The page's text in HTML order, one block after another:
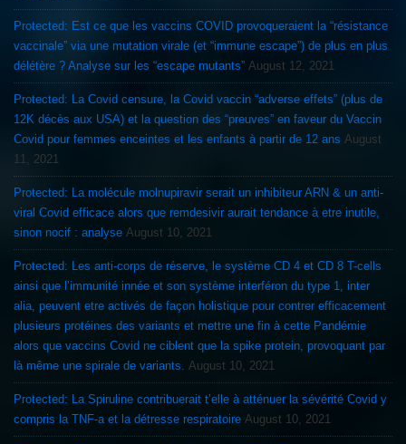
Protected: Est ce que les vaccins COVID provoqueraient la “résistance
vaccinale” via une mutation virale (et “immune escape”) de plus en plus
délétère ? Analyse sur les “escape mutants” August 12, 2021
Protected: La Covid censure, la Covid vaccin “adverse effets” (plus de
12K décès aux USA) et la question des “preuves” en faveur du Vaccin
Covid pour femmes enceintes et les enfants à partir de 12 ans August
11, 2021
Protected: La molécule molnupiravir serait un inhibiteur ARN & un anti-
viral Covid efficace alors que remdesivir aurait tendance à etre inutile,
sinon nocif : analyse August 10, 2021
Protected: Les anti-corps de réserve, le système CD 4 et CD 8 T-cells
ainsi que l’immunité innée et son système interféron du type 1, inter
alia, peuvent etre activés de façon holistique pour contrer efficacement
plusieurs protéines des variants et mettre une fin à cette Pandémie
alors que vaccins Covid ne ciblent que la spike protein, provoquant par
là même une spirale de variants.
August 10, 2021
Protected: La Spiruline contribuerait t’elle à atténuer la sévérité Covid y
compris la TNF-a et la détresse respiratoire August 10, 2021